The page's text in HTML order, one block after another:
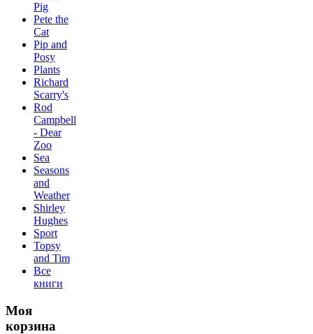
Pig
Pete the
Сat
Pip and
Posy
Plants
Richard
Scarry's
Rod
Campbell
- Dear
Zoo
Sea
Seasons
and
Weather
Shirley
Hughes
Sport
Topsy
and Tim
Все
книги
Моя
корзина